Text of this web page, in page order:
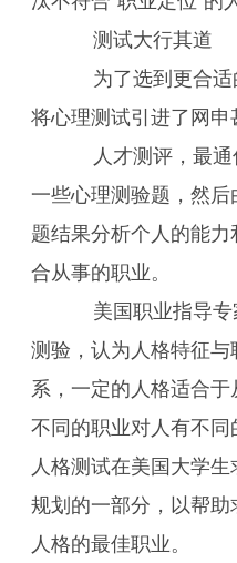
测试大行其道
为了选到更合适
将心理测试引进了网申
人才测评，最通
一些心理测验题，然
题结果分析个人的能
合从事的职业。
美国职业指导专
测验，认为人格特征
系，一定的人格适合于
不同的职业对人有不
人格测试在美国大学
规划的一部分，以帮
人格的最佳职业。